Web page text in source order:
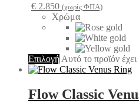
€ 2.850 (χωρίς ΦΠΑ)
Χρώμα
Επιλογή Αυτό το προϊόν
Flow Classic